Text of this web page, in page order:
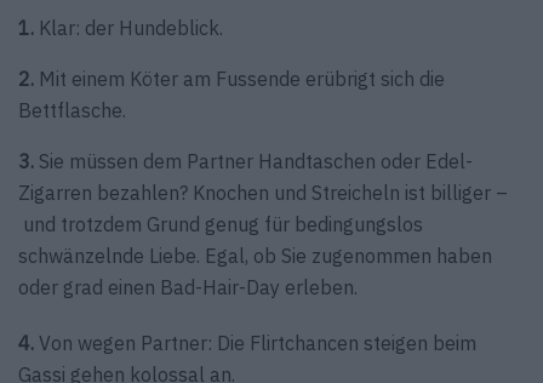
1. Klar: der Hundeblick.
2. Mit einem Köter am Fussende erübrigt sich die
Bettflasche.
3. Sie müssen dem Partner Handtaschen oder Edel-
Zigarren bezahlen? Knochen und Streicheln ist billiger –
und trotzdem Grund genug für bedingungslos
schwänzelnde Liebe. Egal, ob Sie zugenommen haben
oder grad einen Bad-Hair-Day erleben.
4. Von wegen Partner: Die Flirtchancen steigen beim
Gassi gehen kolossal an.